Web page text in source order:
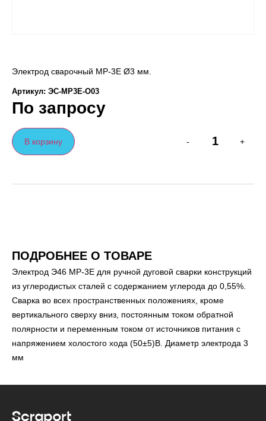
Электрод сварочный МР-3Е Ø3 мм.
Артикул: ЭС-МР3Е-O03
По запросу
- +
В корзину
ПОДРОБНЕЕ О ТОВАРЕ
Электрод Э46 МР-3Е для ручной дуговой сварки конструкций
из углеродистых сталей с содержанием углерода до 0,55%.
Сварка во всех пространственных положениях, кроме
вертикального сверху вниз, постоянным током обратной
полярности и переменным током от источников питания с
напряжением холостого хода (50±5)В. Диаметр электрода 3
мм